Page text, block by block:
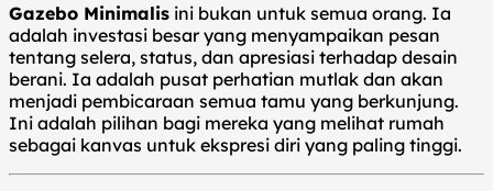
Gazebo Minimalis ini bukan untuk semua orang. Ia
adalah investasi besar yang menyampaikan pesan
tentang selera, status, dan apresiasi terhadap desain
berani. Ia adalah pusat perhatian mutlak dan akan
menjadi pembicaraan semua tamu yang berkunjung.
Ini adalah pilihan bagi mereka yang melihat rumah
sebagai kanvas untuk ekspresi diri yang paling tinggi.